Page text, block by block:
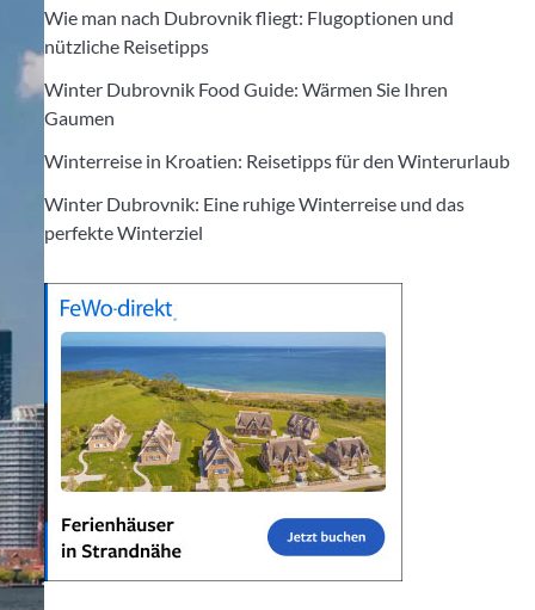
Wie man nach Dubrovnik fliegt: Flugoptionen und
nützliche Reisetipps
Winter Dubrovnik Food Guide: Wärmen Sie Ihren
Gaumen
Winterreise in Kroatien: Reisetipps für den Winterurlaub
Winter Dubrovnik: Eine ruhige Winterreise und das
perfekte Winterziel